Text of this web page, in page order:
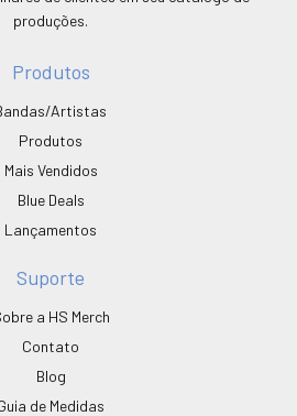
produções.
Produtos
Artistas
Produtos
Mais Vendidos
Blue Deals
Lançamentos
Suporte
a HS Merch
Contato
Blog
de Medidas